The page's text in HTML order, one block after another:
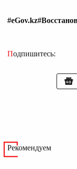
#eGov.kz
Подпишитесь:
Рекомендуем